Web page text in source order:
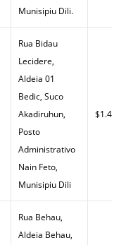
Munisipiu Dili.
Rua Bidau
Lecidere,
Aldeia 01
Bedic, Suco
Akadiruhun,
Posto
Administrativo
Nain Feto,
Munisipiu Dili
$1.43
Rua Behau,
Aldeia Behau,